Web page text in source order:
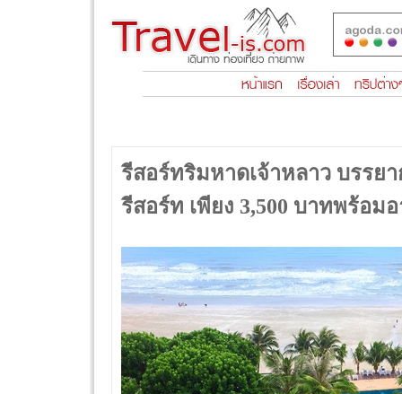
รีสอร์ทริมหาดเจ้าหลาว บรรย
รีสอร์ท เพียง 3,500 บาทพร้อม